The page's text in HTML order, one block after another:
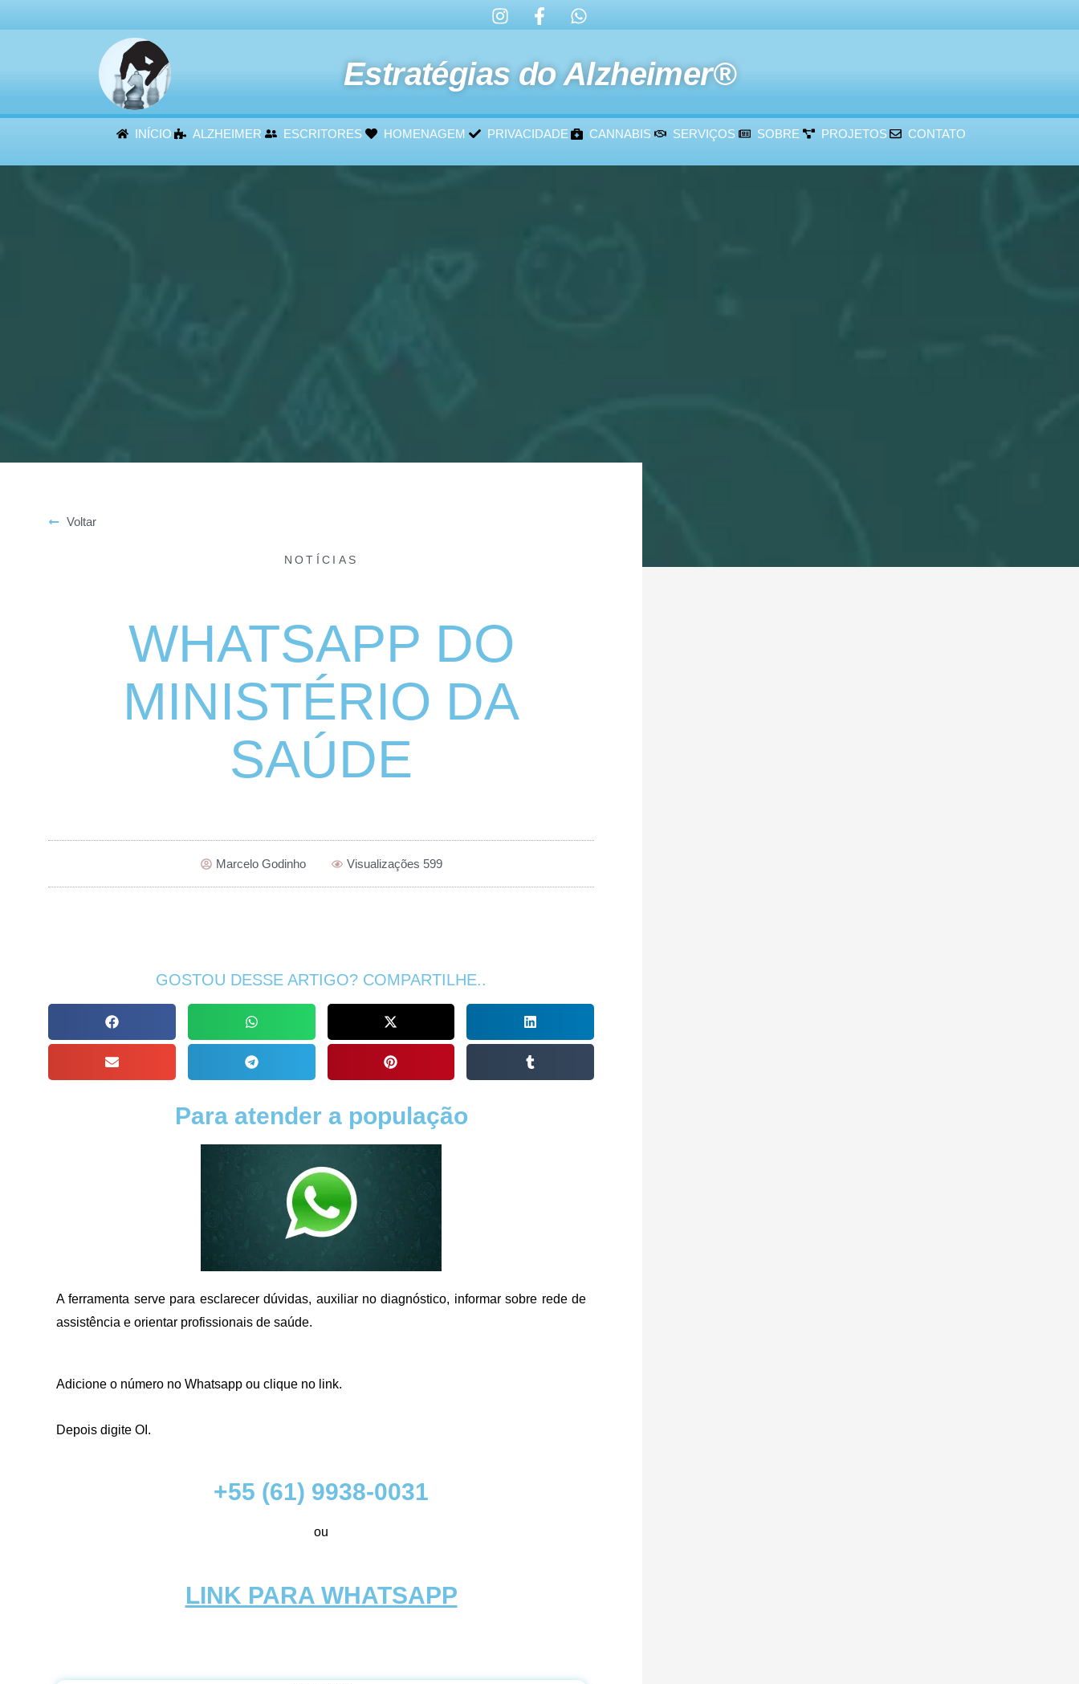
Estratégias do Alzheimer®
INÍCIO ALZHEIMER ESCRITORES HOMENAGEM PRIVACIDADE CANNABIS SERVIÇOS SOBRE PROJETOS CONTATO
Voltar
NOTÍCIAS
WHATSAPP DO
MINISTÉRIO DA
SAÚDE
Marcelo Godinho Visualizações 599
GOSTOU DESSE ARTIGO? COMPARTILHE..
Para atender a população
A ferramenta serve para esclarecer dúvidas, auxiliar no diagnóstico, informar sobre rede de
assistência e orientar profissionais de saúde.
Adicione o número no Whatsapp ou clique no link.
Depois digite OI.
+55 (61) 9938-0031
ou
LINK PARA WHATSAPP